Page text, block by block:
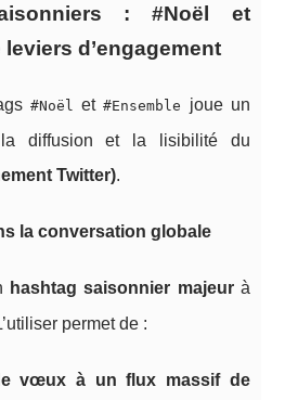
: #Noël et
d’engagement
#Noël et#Ensemble
joue un
la diffusion et la lisibilité du
Twitter).
la conversation globale
hashtag saisonnier majeurà
permet de :
vœux à un flux massif de